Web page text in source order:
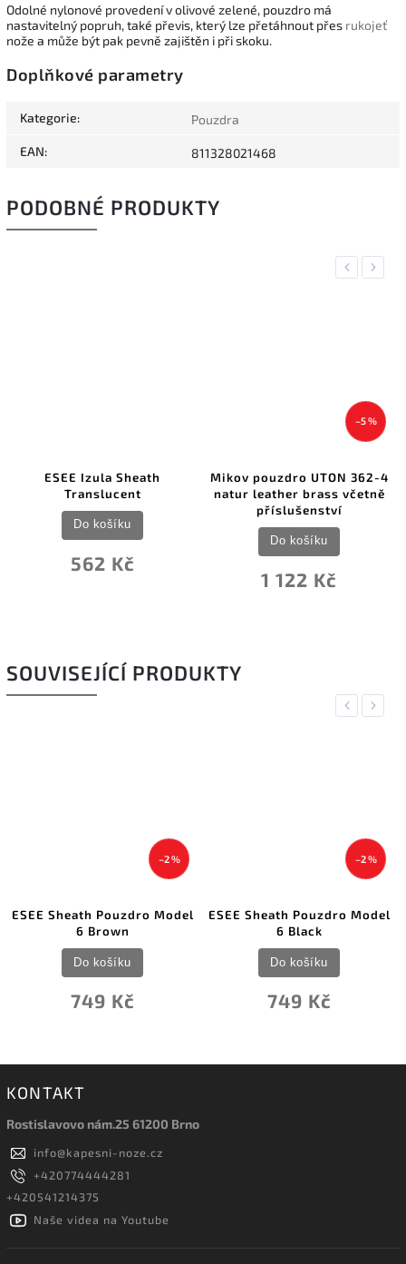
Odolné nylonové provedení v olivové zelené, pouzdro má
nastavitelný popruh, také převis, který lze přetáhnout přes rukojeť
nože a může být pak pevně zajištěn i při skoku.
Doplňkové parametry
Kategorie: Pouzdra
EAN: 811328021468
PODOBNÉ PRODUKTY
Previous
ESEE Izula Sheath
Translucent
562 Kč
Do košíku
–5 %
Mikov pouzdro UTON 362-4
natur leather brass včetně
příslušenství
1 122 Kč
Do košíku
Next
SOUVISEJÍCÍ PRODUKTY
Previous
–2 %
ESEE Sheath Pouzdro Model
6 Brown
749 Kč
Do košíku
–2 %
ESEE Sheath Pouzdro Model
6 Black
749 Kč
Do košíku
Next
KONTAKT
Rostislavovo nám.25 61200 Brno
info@kapesni-noze.cz
+420774444281
+420541214375
Naše videa na Youtube